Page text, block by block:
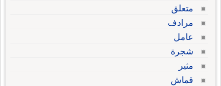
متعلق
مرادف
عامل
شجرة
مثير
قماش